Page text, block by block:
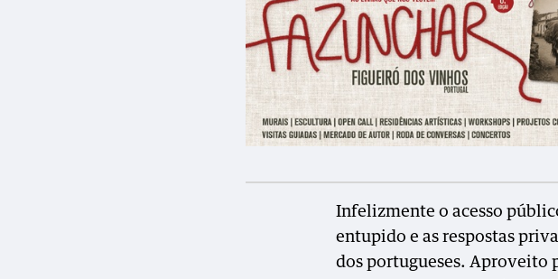
Infelizmente o acesso
entupido e as respostas
dos portugueses. Aproveito